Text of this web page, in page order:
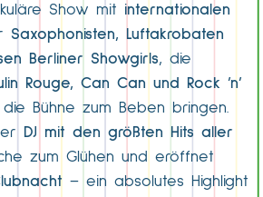
Show mit internationalen
Saxophonisten, Luftakrobaten
Berliner Showgirls, die
Rouge, Can Can und Rock ’n’
die Bühne zum Beben bringen.
DJ mit den größten Hits aller
zum Glühen und eröffnet
– ein absolutes Highlight